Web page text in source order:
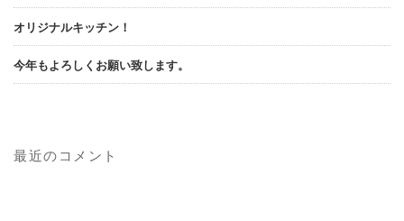
オリジナルキッチン！
今年もよろしくお願い致します。
最近のコメント